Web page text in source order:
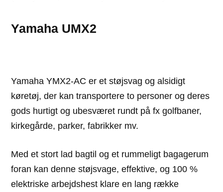
Yamaha UMX2
Yamaha YMX2-AC er et støjsvag og alsidigt
køretøj, der kan transportere to personer og deres
gods hurtigt og ubesværet rundt på fx golfbaner,
kirkegårde, parker, fabrikker mv.
Med et stort lad bagtil og et rummeligt bagagerum
foran kan denne støjsvage, effektive, og 100 %
elektriske arbejdshest klare en lang række